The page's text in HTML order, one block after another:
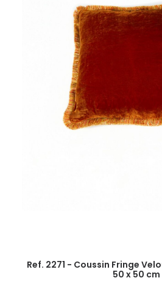
Ref. 2271 - Coussin Fringe
50 x 50 cm